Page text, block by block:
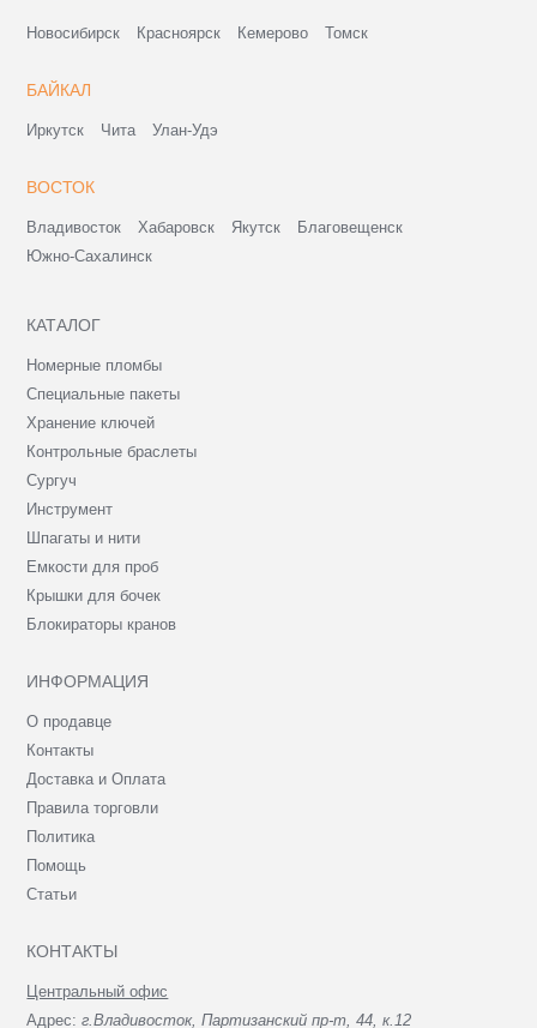
Новосибирск Красноярск Кемерово Томск
БАЙКАЛ
Иркутск Чита Улан-Удэ
ВОСТОК
Владивосток Хабаровск Якутск
Благовещенск
Южно-Сахалинск
КАТАЛОГ
Номерные пломбы
Специальные пакеты
Хранение ключей
Контрольные браслеты
Сургуч
Инструмент
Шпагаты и нити
Емкости для проб
Крышки для бочек
Блокираторы кранов
ИНФОРМАЦИЯ
О продавце
Контакты
Доставка и Оплата
Правила торговли
Политика
Помощь
Статьи
КОНТАКТЫ
Центральный офис
Адрес:г.Владивосток, Партизанский пр-т, 44, к.12